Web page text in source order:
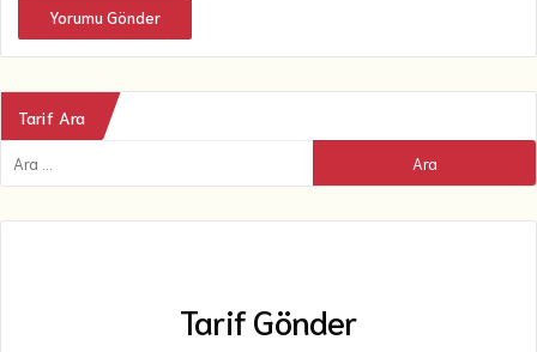
Yorumu Gönder
Tarif Ara
Tarif Gönder